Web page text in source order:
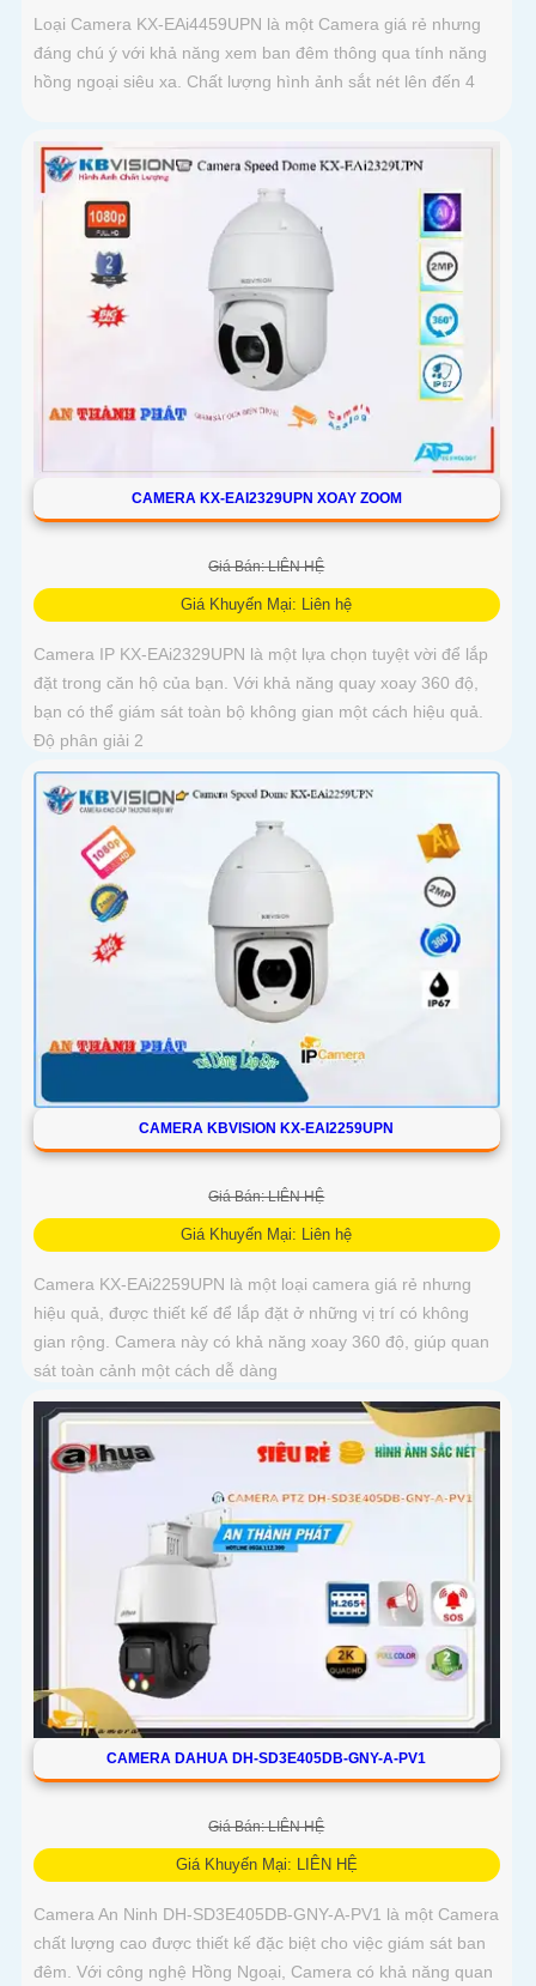
Loại Camera KX-EAi4459UPN là một Camera giá rẻ nhưng
đáng chú ý với khả năng xem ban đêm thông qua tính năng
hồng ngoại siêu xa. Chất lượng hình ảnh sắt nét lên đến 4
CAMERA KX-EAI2329UPN XOAY ZOOM
Giá Bán: LIÊN HỆ
Giá Khuyến Mại: Liên hệ
Camera IP KX-EAi2329UPN là một lựa chọn tuyệt vời để lắp
đặt trong căn hộ của bạn. Với khả năng quay xoay 360 độ,
bạn có thể giám sát toàn bộ không gian một cách hiệu quả.
Độ phân giải 2
CAMERA KBVISION KX-EAI2259UPN
Giá Bán: LIÊN HỆ
Giá Khuyến Mại: Liên hệ
Camera KX-EAi2259UPN là một loại camera giá rẻ nhưng
hiệu quả, được thiết kế để lắp đặt ở những vị trí có không
gian rộng. Camera này có khả năng xoay 360 độ, giúp quan
sát toàn cảnh một cách dễ dàng
CAMERA DAHUA DH-SD3E405DB-GNY-A-PV1
Giá Bán: LIÊN HỆ
Giá Khuyến Mại: LIÊN HỆ
Camera An Ninh DH-SD3E405DB-GNY-A-PV1 là một Camera
chất lượng cao được thiết kế đặc biệt cho việc giám sát ban
đêm. Với công nghệ Hồng Ngoại, Camera có khả năng quan